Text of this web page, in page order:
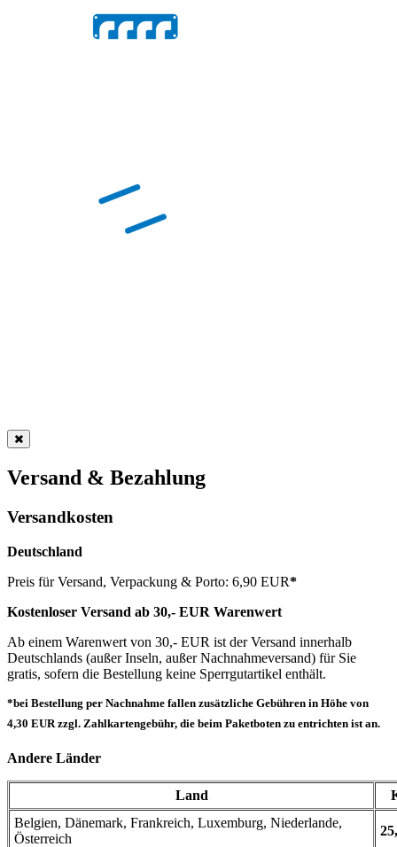
Versand & Bezahlung
Versandkosten
Deutschland
Preis für Versand, Verpackung & Porto: 6,90 EUR*
Kostenloser Versand ab 30,- EUR Warenwert
Ab einem Warenwert von 30,- EUR ist der Versand innerhalb
Deutschlands (außer Inseln, außer Nachnahmeversand) für Sie
gratis, sofern die Bestellung keine Sperrgutartikel enthält.
*bei Bestellung per Nachnahme fallen zusätzliche Gebühren in Höhe von
4,30 EUR zzgl. Zahlkartengebühr, die beim Paketboten zu entrichten ist an.
Andere Länder
Land
Belgien, Dänemark, Frankreich, Luxemburg, Niederlande,
Österreich